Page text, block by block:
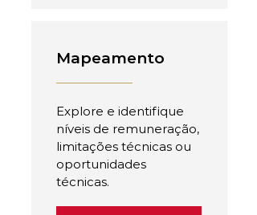
Mapeamento
Explore e identifique
níveis de remuneração,
limitações técnicas ou
oportunidades
técnicas.